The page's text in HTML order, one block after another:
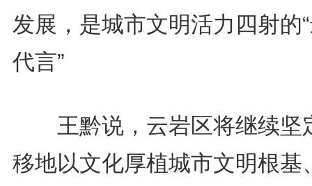
发展，是城市文明活力四射的
代言”
王黔说，云岩区将继续坚
移地以文化厚植城市文明根基